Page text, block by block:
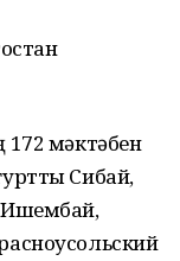
172 мәктәбен
Сибай,
Ишембай,